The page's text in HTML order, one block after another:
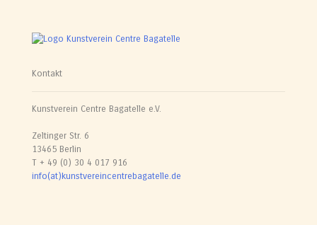
Kontakt
Kunstverein Centre Bagatelle e.V.
Zeltinger Str. 6
13465 Berlin
T + 49 (0) 30 4 017 916
info(at)kunstvereincentrebagatelle.de